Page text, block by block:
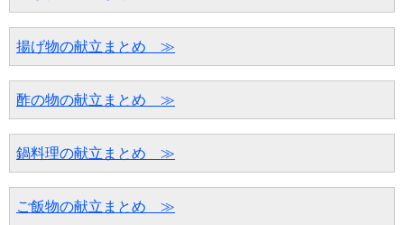
揚げ物の献立まとめ　≫
酢の物の献立まとめ　≫
鍋料理の献立まとめ　≫
ご飯物の献立まとめ　≫